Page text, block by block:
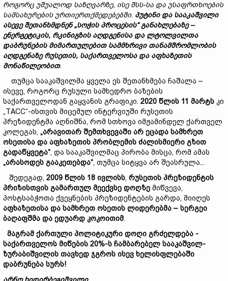
როგორცუშუალოდ საზღვარზე, ისე შსს-სა და უსაფრთხოების
სამსახურების ურთიერთქმედებებში. პუტინი და სააკაშვილი
ასევეშეთანხმდნენ „სოჭის პროცესის“განახლებაზე –
ენერგეტიკის, რკინიგზის აღდგენისა და ლტოლვილთა
დაბრუნების მიმართულებით სამმხრივი თანამშრომლობის
აღდგენაზერუსეთის, საქართველოსა და აფხაზეთის
მონაწილეობით.
თუმცა სააკაშვილმა ყველა ეს შეთანხმება ჩაშალა –
ისევე, როგორც რუსული სამხედრო ბაზების
საქართველოდან გაყვანის გრაფიკი. 2020 წლის 11 მარტს კი
„ТАСС“-ისთვის მიცემულ ინტერვიუში რუსეთის
პრეზიდენტმა აღნიშნა, რომ სთხოვა იმჟამინდელ ქართველ
კოლეგას, „არავითარ შემთხვევაში არ ეცადა სამხრეთ
ოსეთისა და აფხაზეთის პრობლემის ძალისმიერი გზით
გადაწყვეტა“, და სააკაშვილმაც პირობა მისცა, რომ ამას
„არასოდეს გააკეთებდა“, თუმცა სიტყვა არ შეასრულა...
შედეგად, 2009 წლის 18 ივლისს, რუსეთის პრეზიდენტის
პრიზისთვის გამართულ მეექვსე დოღზე მიწვევა,
პოსტსაბჭოთა ქვეყნების პრეზიდენტების გარდა, მიიღეს
აფხაზეთისა და სამხრეთ ოსეთის ლიდერებმა – სერგეი
ბაღაფშმა და ედუარდ კოკოითიმ.
მაგრამ ქართული პოლიტიკური დოღი გრძელდება -
საქართველოს მიწების 20%-ს ჩამბარებელ სააკაშვილ-
ზურაბიშვილის თავხედ ჯგროს ისევ ხელისფლებაში
დაბრუნება სურს!